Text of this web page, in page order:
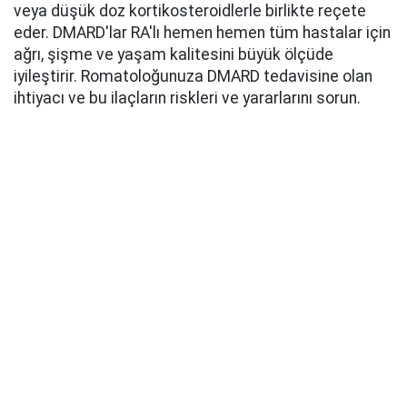
veya düşük doz kortikosteroidlerle birlikte reçete
eder. DMARD'lar RA'lı hemen hemen tüm hastalar için
ağrı, şişme ve yaşam kalitesini büyük ölçüde
iyileştirir. Romatoloğunuza DMARD tedavisine olan
ihtiyacı ve bu ilaçların riskleri ve yararlarını sorun.